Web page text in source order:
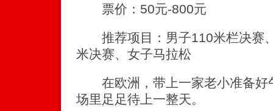
票价：50元-800元
推荐项目：男子110米栏决赛
米决赛、女子马拉松
在欧洲，带上一家老小准备好
场里足足待上一整天。